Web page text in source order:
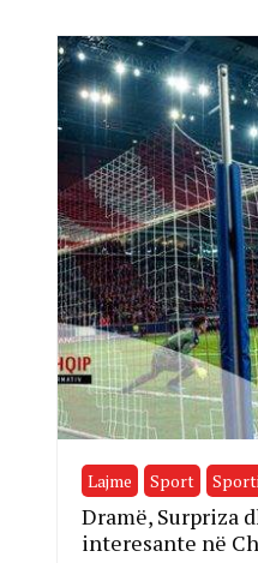
Lajme Sport
Dramë, Surpriza
interesante në